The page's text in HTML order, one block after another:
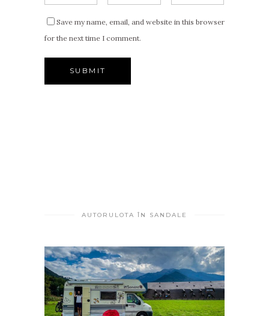
Save my name, email, and website in this browser
for the next time I comment.
AUTORULOTA ÎN SANDALE